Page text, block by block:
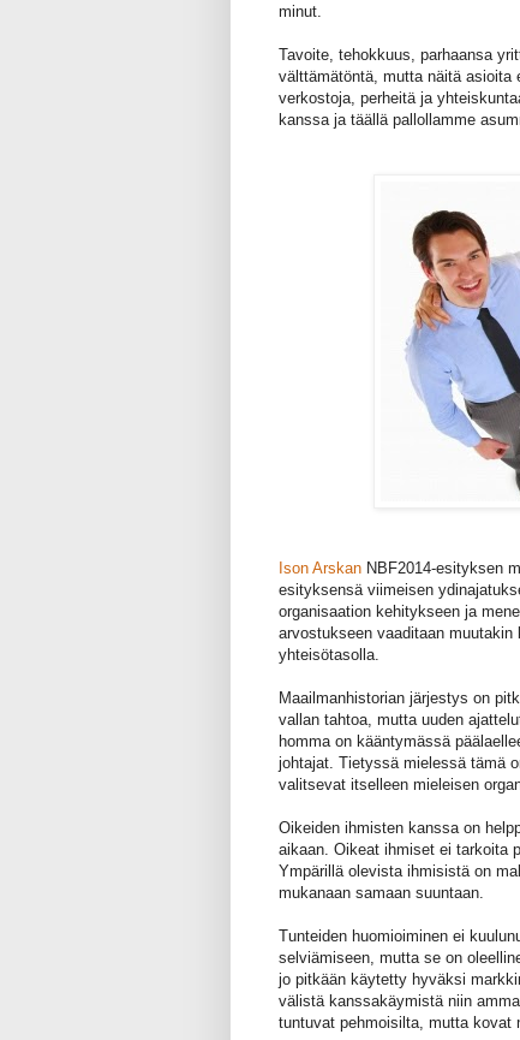
minut.
Tavoite, tehokkuus, parhaansa
välttämätöntä, mutta näitä asioita
verkostoja, perheitä ja
kanssa ja täällä pallollamme
Ison Arskan NBF2014-esityksen
esityksensä viimeisen
organisaation kehitykseen ja
arvostukseen vaaditaan
yhteisötasolla.
Maailmanhistorian järjestys on
vallan tahtoa, mutta uuden
homma on kääntymässä
johtajat. Tietyssä mielessä tämä
valitsevat itselleen mieleisen
Oikeiden ihmisten kanssa on
aikaan. Oikeat ihmiset ei tarkoita
Ympärillä olevista ihmisistä on
mukanaan samaan suuntaan.
Tunteiden huomioiminen ei
selviämiseen, mutta se on
jo pitkään käytetty hyväksi
välistä kanssakäymistä niin
tuntuvat pehmoisilta, mutta kovat